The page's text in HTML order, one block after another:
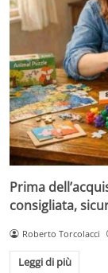
Prima
consigliata,
Roberto Torcolacci
Leggi di più